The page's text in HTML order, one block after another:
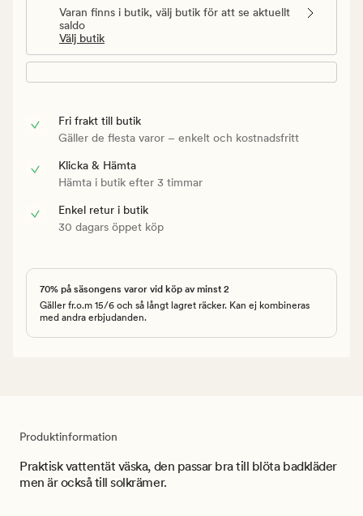
Varan finns i butik, välj butik för att se aktuellt
saldo
Välj butik
Fri frakt till butik
Gäller de flesta varor – enkelt och kostnadsfritt
Klicka & Hämta
Hämta i butik efter 3 timmar
Enkel retur i butik
30 dagars öppet köp
70% på säsongens varor vid köp av minst 2
Gäller fr.o.m 15/6 och så långt lagret räcker. Kan ej kombineras
med andra erbjudanden.
Produktinformation
Praktisk vattentät väska, den passar bra till blöta badkläder
men är också till solkrämer.